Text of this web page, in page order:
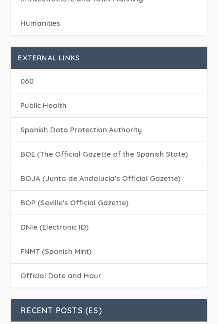
Humanities
EXTERNAL LINKS
060
Public Health
Spanish Data Protection Authority
BOE (The Official Gazette of the Spanish State)
BOJA (Junta de Andalucía's Official Gazette)
BOP (Seville's Official Gazette)
DNIe (Electronic ID)
FNMT (Spanish Mint)
Official Date and Hour
RECENT POSTS (ES)